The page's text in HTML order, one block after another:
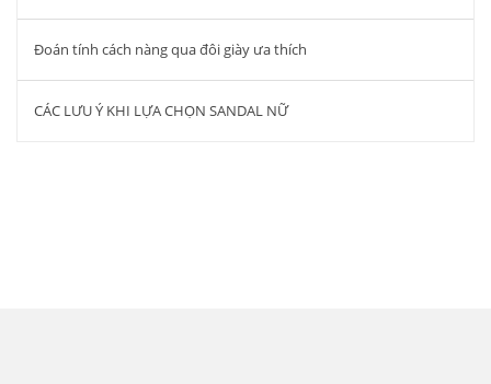
Đoán tính cách nàng qua đôi giày ưa thích
CÁC LƯU Ý KHI LỰA CHỌN SANDAL NỮ